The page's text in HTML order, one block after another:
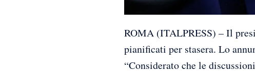
ROMA (ITALPRESS) – Il
pianificati per stasera. Lo
“Considerato che le